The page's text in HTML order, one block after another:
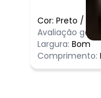
Cor: Preto /
Avaliação geral
Largura: Bom
Comprimento: